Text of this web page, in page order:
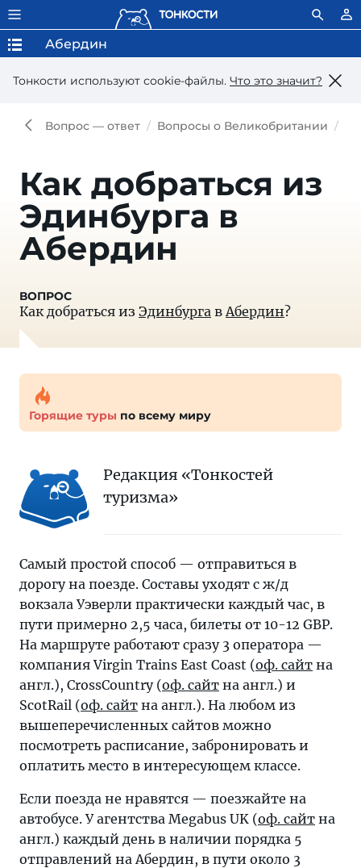
Тонкости используют сookie-файлы. Что это значит?
Абердин
Вопрос — ответ Вопросы о Великобритании
Как добраться из
Эдинбурга в
Абердин
Как добраться из Эдинбурга вАбердин?
Горящие туры по всему миру
Редакция «Тонкостей
туризма»
Самый простой способ — отправиться в
дорогу на поезде. Составы уходят с ж/д
вокзала Уэверли практически каждый час, в
пути примерно 2,5 часа, билеты от 10-12 GBP.
На маршруте работают сразу 3 оператора —
компания Virgin Trains East Coast (оф. сайт на
англ.), CrossCountry (оф. сайт на англ.) и
ScotRail (оф. сайт на англ.). На любом из
вышеперечисленных сайтов можно
посмотреть расписание, забронировать и
оплатить место в интересующем классе.
Если поезда не нравятся — поезжайте на
автобусе. У агентства Megabus UK (оф. сайт на
англ.) каждый день в наличии порядка 5
отправлений на Абердин, в пути около 3